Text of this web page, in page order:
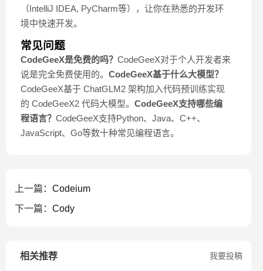
（IntelliJ IDEA, PyCharm等），让你在熟悉的开发环
境中快速开发。
常见问题
CodeGeeX是免费的吗？ CodeGeeX对于个人开发者来
说是完全免费使用的。 CodeGeeX基于什么大模型？
CodeGeeX基于 ChatGLM2 架构加入代码预训练实现
的 CodeGeeX2 代码大模型。 CodeGeeX支持哪些编
程语言？ CodeGeeX支持Python、Java、C++、
JavaScript、Go等数十种常见编程语言。
上一篇： Codeium
下一篇： Cody
我要投稿
相关推荐